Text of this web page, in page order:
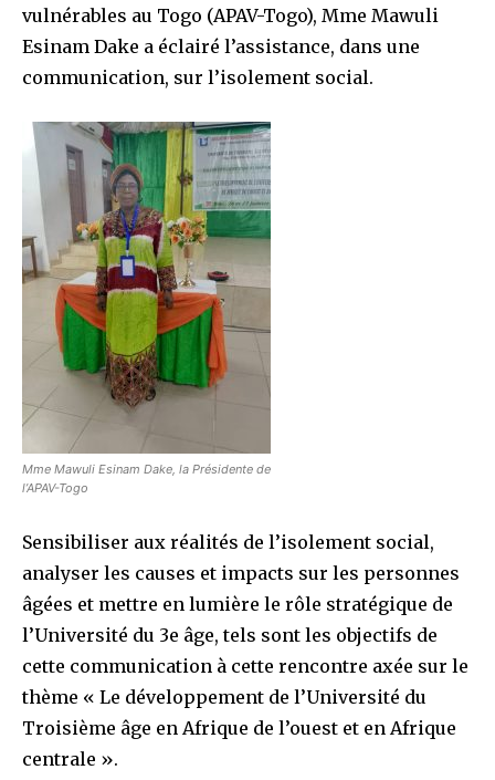
vulnérables au Togo (APAV-Togo), Mme Mawuli
Esinam Dake a éclairé l’assistance, dans une
communication, sur l’isolement social.
Mme Mawuli Esinam Dake, la Présidente de
l’APAV-Togo
Sensibiliser aux réalités de l’isolement social,
analyser les causes et impacts sur les personnes
âgées et mettre en lumière le rôle stratégique de
l’Université du 3e âge, tels sont les objectifs de
cette communication à cette rencontre axée sur le
thème « Le développement de l’Université du
Troisième âge en Afrique de l’ouest et en Afrique
centrale ».